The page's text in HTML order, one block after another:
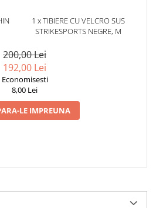
1 x TIBIERE CU VELCRO SUS
STRIKESPORTS NEGRE, M
200,00 Lei
192,00 Lei
Economisesti
8,00 Lei
LE IMPREUNA